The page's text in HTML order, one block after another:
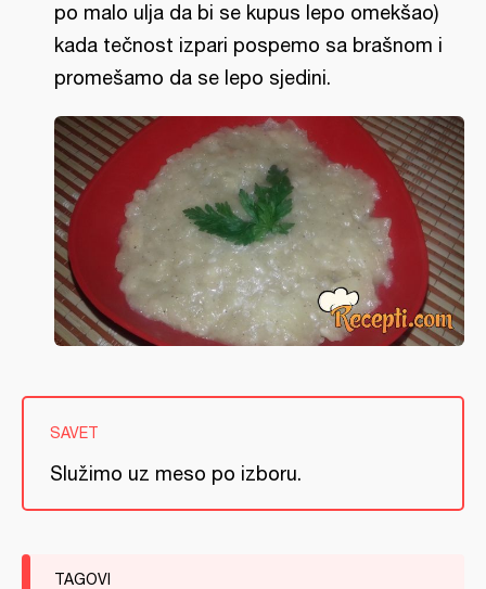
po malo ulja da bi se kupus lepo omekšao)
kada tečnost izpari pospemo sa brašnom i
promešamo da se lepo sjedini.
SAVET
Služimo uz meso po izboru.
TAGOVI